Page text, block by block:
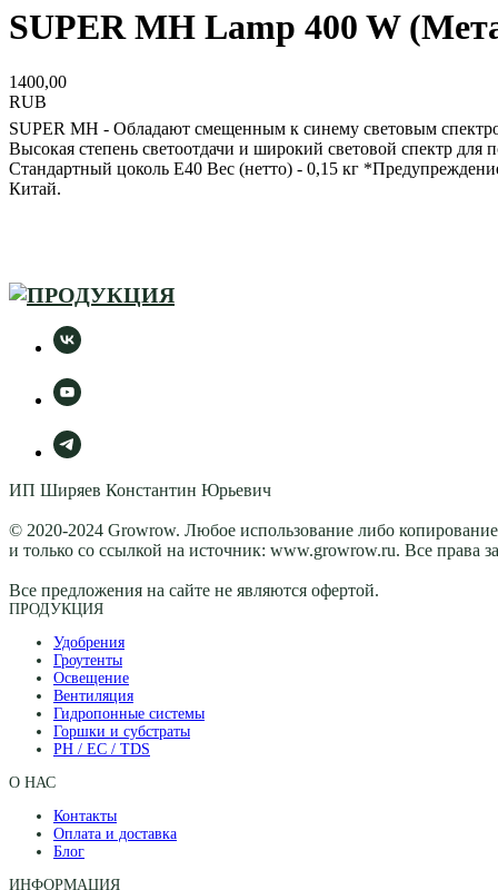
SUPER MH Lamp 400 W
1400,00
RUB
SUPER MH - Обладают смещенным к синему световым
Высокая степень светоотдачи и широкий световой спектр
Стандартный цоколь E40 Вес (нетто) - 0,15 кг
Китай.
ИП Ширяев Константин Юрьевич
© 2020-2024 Growrow. Любое использование либо
и только со ссылкой на источник: www.growrow.ru. Все права
Все предложения на сайте не являются офертой.
ПРОДУКЦИЯ
Удобрения
Гроутенты
Освещение
Вентиляция
Гидропонные системы
Горшки и субстраты
PH / EC / TDS
О НАС
Контакты
Оплата и доставка
Блог
ИНФОРМАЦИЯ